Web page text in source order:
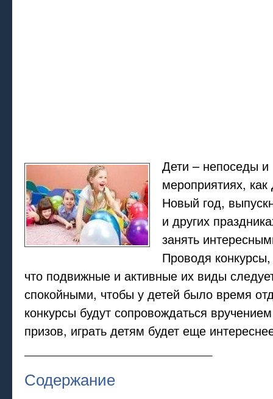
Дети – непоседы и
мероприятиях,
Новый год,
и других
занять
Проводя
что подвижные и активные их виды
спокойными, чтобы у детей было время
конкурсы будут сопровождаться
призов, играть детям будет еще
Содержание